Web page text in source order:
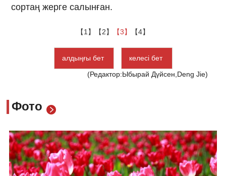
сортаң жерге салынған.
【1】 【2】 【3】 【4】
алдыңғы бет
келесі бет
(Редактор:Ыбырай Дүйсен,Deng Jie)
Фото